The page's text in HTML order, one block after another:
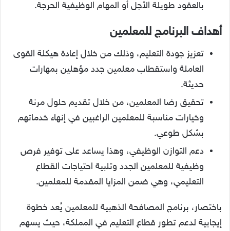
بالعقود طويلة الأجل أو المهام الوظيفية الحرجة.
أهداف البرنامج للمعلمين
تعزيز جودة التعليم، وذلك من خلال إعادة هيكلة القوى
العاملة واستقطاب معلمين جدد مؤهلين بمهارات
حديثة.
تحقيق رضا المعلمين، من خلال تقديم حلول مرنة
وخيارات مناسبة للمعلمين الراغبين في إنهاء خدماتهم
بشكل طوعي.
دعم التوازن الوظيفي، وهذا يساعد على توفير فرص
وظيفية للمعلمين الجدد وتلبية احتياجات القطاع
التعليمي، وهي ضمن المزايا المقدمة للمعلمين.
باختصار، برنامج المصافحة الذهبية للمعلمين يُعد خطوة
إيجابية لدعم تطور قطاع التعليم في المملكة، حيث يسهم